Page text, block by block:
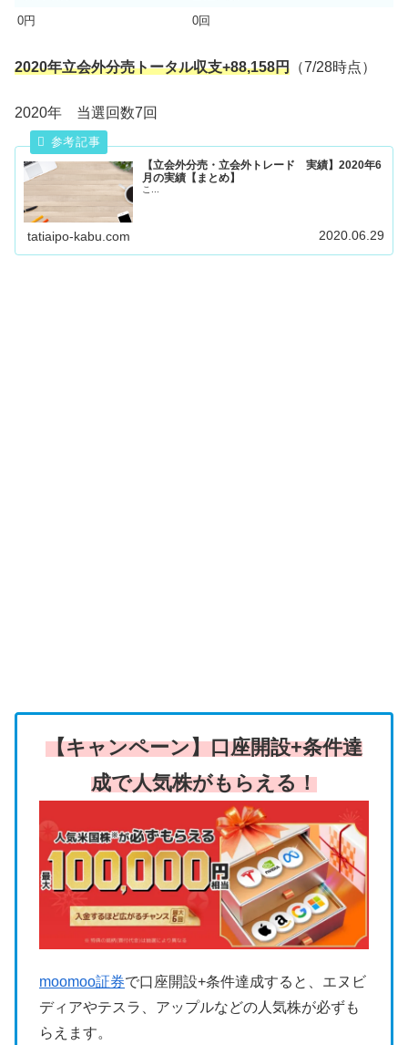
0円
0回
2020年立会外分売トータル収支+88,158円 （7/28時点）
2020年 当選回数7回
【立会外分売・立会外トレード 実績】2020年6
月の実績【まとめ】
こ...
tatiaipo-kabu.com 2020.06.29
【キャンペーン】口座開設+条件達
成で人気株がもらえる！
moomoo証券で口座開設+条件達成すると、エヌビ
ディアやテスラ、アップルなどの人気株が必ずも
らえます。